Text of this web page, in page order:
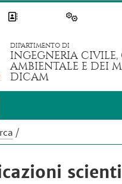
DIPARTIMENTO DI
INGEGNERIA
AMBIENTALE E DEI
DICAM